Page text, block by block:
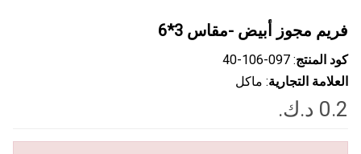
فريم مجوز أبيض -مقاس 3*6
كود المنتج: ‎40-106-097
العلامة التجارية: ماكل